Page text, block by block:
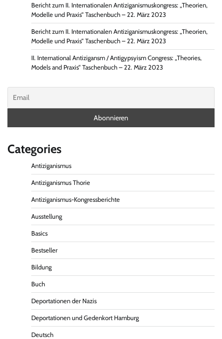
Bericht zum II. Internationalen Antiziganismuskongress: „Theorien,
Modelle und Praxis“ Taschenbuch – 22. März 2023
Bericht zum II. Internationalen Antiziganismuskongress: „Theorien,
Modelle und Praxis“ Taschenbuch – 22. März 2023
II. International Antizigansm / Antigypsyism Congress: „Theories,
Models and Praxis“ Taschenbuch – 22. März 2023
Categories
Antiziganismus
Antiziganismus Thorie
Antiziganismus-Kongressberichte
Ausstellung
Basics
Bestseller
Bildung
Buch
Deportationen der Nazis
Deportationen und Gedenkort Hamburg
Deutsch